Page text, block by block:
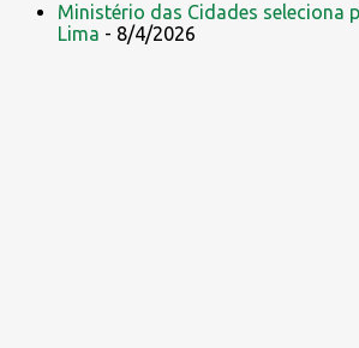
Ministério das Cidades seleciona
Lima - 8/4/2026